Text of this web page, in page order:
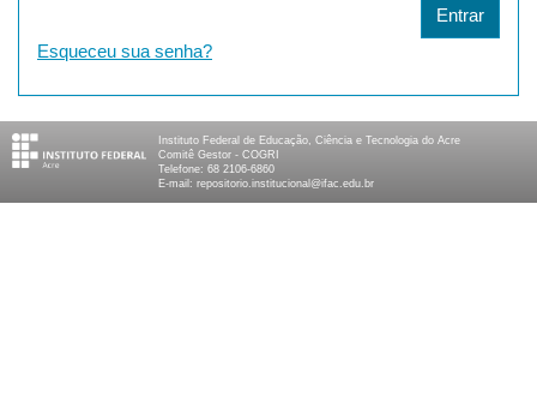
Esqueceu sua senha?
Instituto Federal de Educação, Ciência e Tecnologia do Acre
Comitê Gestor - COGRI
Telefone: 68 2106-6860
E-mail: repositorio.institucional@ifac.edu.br